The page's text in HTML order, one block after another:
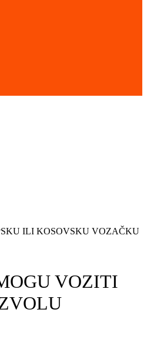
ILI KOSOVSKU VOZAČKU
VOZITI